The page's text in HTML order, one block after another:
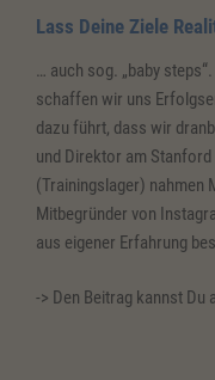
powered
Lass Deine Ziele
… auch sog. „baby
schaffen wir uns
dazu führt, dass wir
und Direktor am
(Trainingslager) nahmen
Mitbegründer von
aus eigener Erfahrung
-> Den Beitrag kannst Du